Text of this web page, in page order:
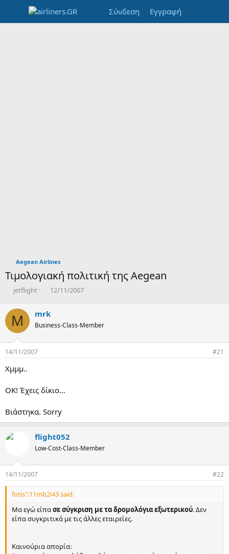
Σύνδεση Εγγραφή
Aegean Airlines
Τιμολογιακή πολιτική της Aegean
T
r
e
a
d
s
t
r
e
jetflight
Η
ρ
ο
η
η
ι
ρ
γ
α
12/11/2007
M mrk
Business-Class-Member
14/11/2007 #21
Χμμμ..
ΟΚ! Έχεις δίκιο...
Βιάστηκα. Sorry
flight052
Low-Cost-Class-Member
14/11/2007 #22
fotis":11mb2i43 said:
Μα εγώ είπασε σύγκριση με τα δρομολόγια εξωτερικού. Δεν
είπα συγκριτικά με τις άλλες εταιρείες.
Καινούρια απορία: